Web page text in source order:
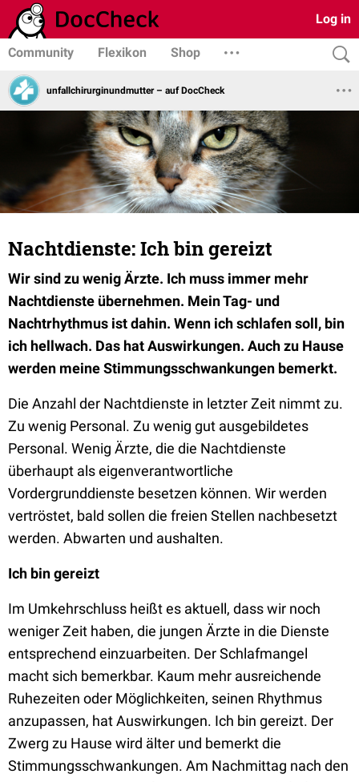
Log in
Community Flexikon Shop
unfallchirurginundmutter – auf DocCheck
Nachtdienste: Ich bin gereizt
Wir sind zu wenig Ärzte. Ich muss immer mehr
Nachtdienste übernehmen. Mein Tag- und
Nachtrhythmus ist dahin. Wenn ich schlafen soll, bin
ich hellwach. Das hat Auswirkungen. Auch zu Hause
werden meine Stimmungsschwankungen bemerkt.
Die Anzahl der Nachtdienste in letzter Zeit nimmt zu.
Zu wenig Personal. Zu wenig gut ausgebildetes
Personal. Wenig Ärzte, die die Nachtdienste
überhaupt als eigenverantwortliche
Vordergrunddienste besetzen können. Wir werden
vertröstet, bald sollen die freien Stellen nachbesetzt
werden. Abwarten und aushalten.
Ich bin gereizt
Im Umkehrschluss heißt es aktuell, dass wir noch
weniger Zeit haben, die jungen Ärzte in die Dienste
entsprechend einzuarbeiten. Der Schlafmangel
macht sich bemerkbar. Kaum mehr ausreichende
Ruhezeiten oder Möglichkeiten, seinen Rhythmus
anzupassen, hat Auswirkungen. Ich bin gereizt. Der
Zwerg zu Hause wird älter und bemerkt die
Stimmungsschwankungen. Am Nachmittag nach den